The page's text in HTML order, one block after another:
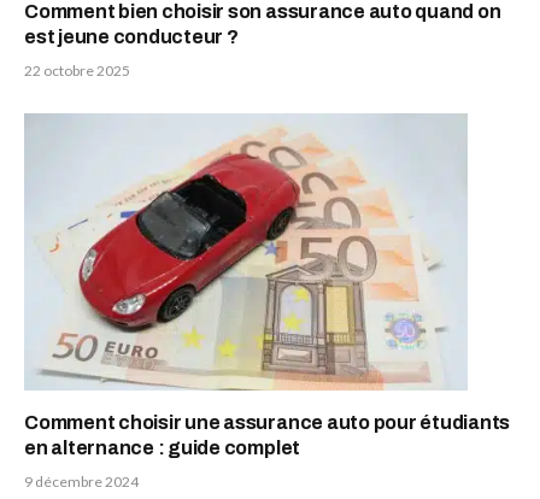
Comment bien choisir son assurance auto quand on
est jeune conducteur ?
22 octobre 2025
Comment choisir une assurance auto pour étudiants
en alternance : guide complet
9 décembre 2024